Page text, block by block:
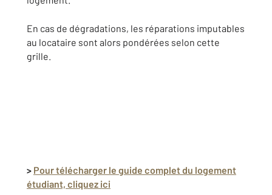
En cas de dégradations, les réparations imputables
au locataire sont alors pondérées selon cette
grille.
> Pour télécharger le guide complet du logement
étudiant, cliquez ici